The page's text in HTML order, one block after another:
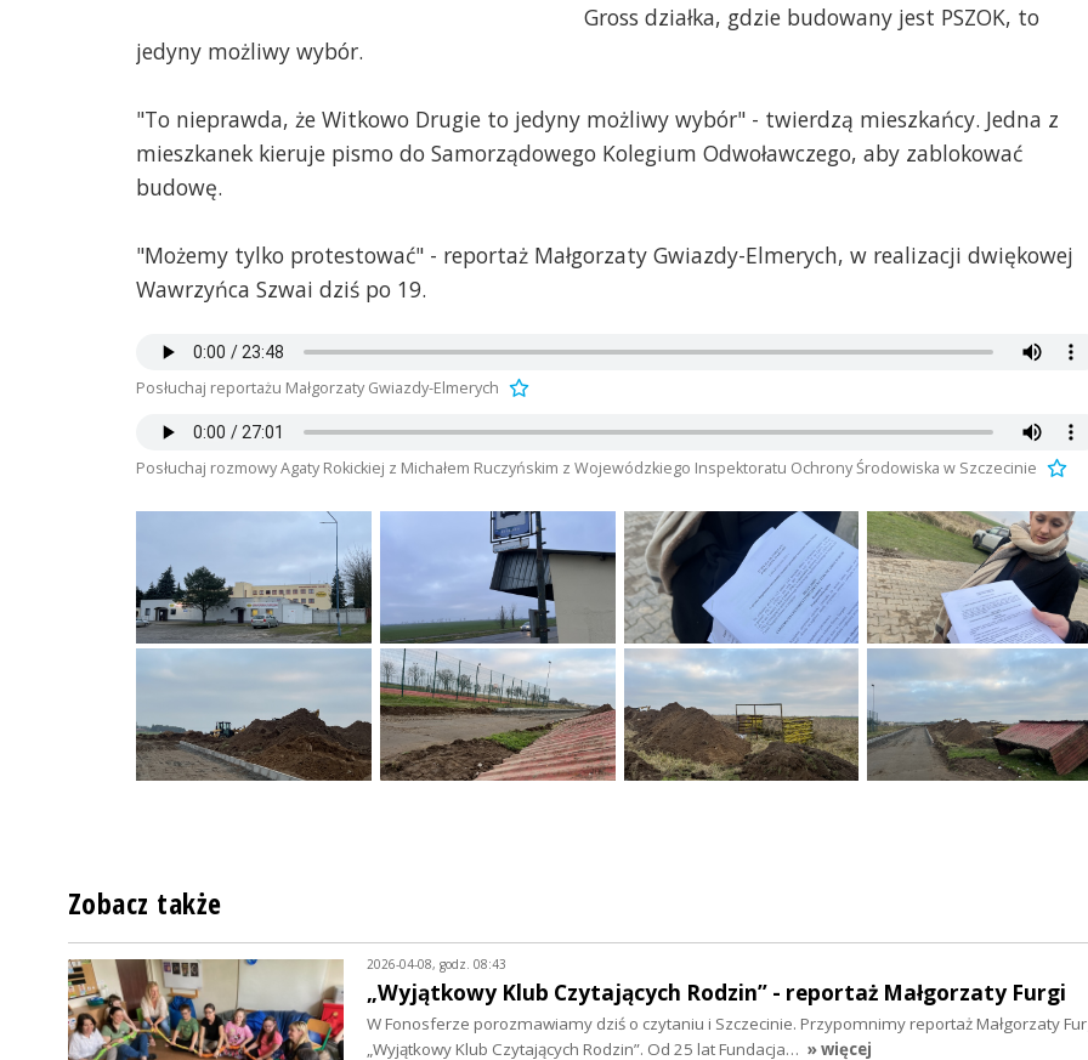
Gross działka, gdzie budowany jest PSZOK, to
jedyny możliwy wybór.
"To nieprawda, że Witkowo Drugie to jedyny możliwy wybór" - twierdzą mieszkańcy. Jedna z
mieszkanek kieruje pismo do Samorządowego Kolegium Odwoławczego, aby zablokować
budowę.
"Możemy tylko protestować" - reportaż Małgorzaty Gwiazdy-Elmerych, w realizacji dwiękowej
Wawrzyńca Szwai dziś po 19.
Posłuchaj reportażu Małgorzaty Gwiazdy-Elmerych
Posłuchaj rozmowy Agaty Rokickiej z Michałem Ruczyńskim z Wojewódzkiego Inspektoratu Ochrony Środowiska w Szczecinie
Zobacz także
2026-04-08, godz. 08:43
„Wyjątkowy Klub Czytających Rodzin” - reportaż Małgorzaty Furgi
W Fonosferze porozmawiamy dziś o czytaniu i Szczecinie. Przypomnimy reportaż Małgorzaty
„Wyjątkowy Klub Czytających Rodzin”. Od 25 lat Fundacja… » więcej